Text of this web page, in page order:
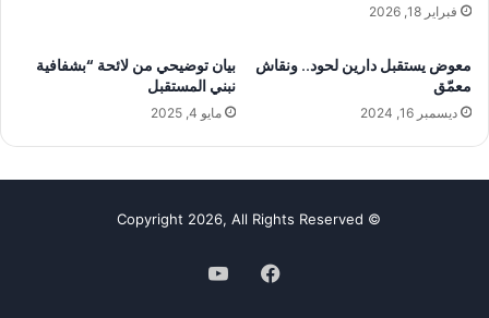
فبراير 18, 2026
معوض يستقبل دارين لحود.. ونقاش
معمّق
ديسمبر 16, 2024
بيان توضيحي من لائحة “بشفافية
نبني المستقبل
مايو 4, 2025
© Copyright 2026, All Rights Reserved
فيسبوك‫YouTube